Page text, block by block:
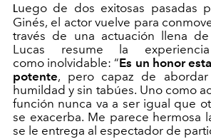
Luego de dos exitosas pasadas
Ginés, el actor vuelve para
través de una actuación llena
Lucas resume la
como inolvidable: “Es un honor
potente, pero capaz de
humildad y sin tabúes. Uno como
función nunca va a ser igual que
se exacerba. Me parece hermosa
se le entrega al espectador de